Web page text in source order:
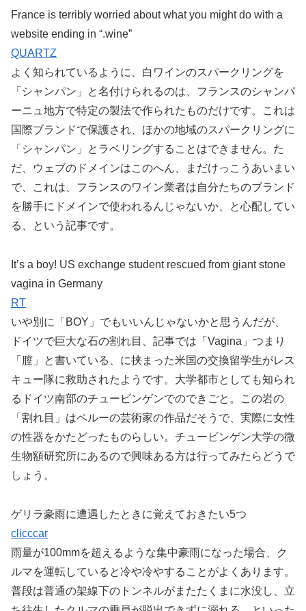
France is terribly worried about what you might do with a
website ending in “.wine”
QUARTZ
よく知られているように、白ワインのスパークリングを
「シャンパン」と名付けられるのは、フランスのシャンパ
ーニュ地方で特定の製法で作られたものだけです。これは
国際ブランドで保護され、ほかの地域のスパークリングに
「シャンパン」とラベリングすることはできません。た
だ、ウェブのドメインはこのへん、まだけっこうあいまい
で、これは、フランスのワイン業者は自分たちのブランド
を勝手にドメインで使われるんじゃないか、と心配してい
る、という記事です。
It’s a boy! US exchange student rescued from giant stone
vagina in Germany
RT
いや別に「BOY」でもいいんじゃないかと思うんだが、
ドイツで巨大な石の割れ目、記事では「Vagina」つまり
「膣」と書いている、に挟まった米国の交換留学生がレス
キュー隊に救助されたようです。大学都市としても知られ
るドイツ南部のチュービンゲンでのできごと。この岩の
「割れ目」はペルーの芸術家の作品だそうで、実際に女性
の性器をかたどったものらしい。チュービンゲン大学の微
生物額研究所にあるので興味ある方は行ってみたらどうで
しょう。
ゲリラ豪雨に遭遇したときに覚えておきたい5つ
clicccar
雨量が100mmを超えるような集中豪雨になった場合、ク
ルマを運転していると冷や冷やすることがよくあります。
普段は普通の架線下のトンネルがまたたくまに水没し、立